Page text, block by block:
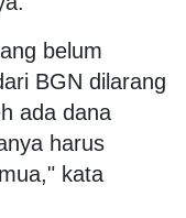
belum
BGN dilarang
ada dana
harus
kata